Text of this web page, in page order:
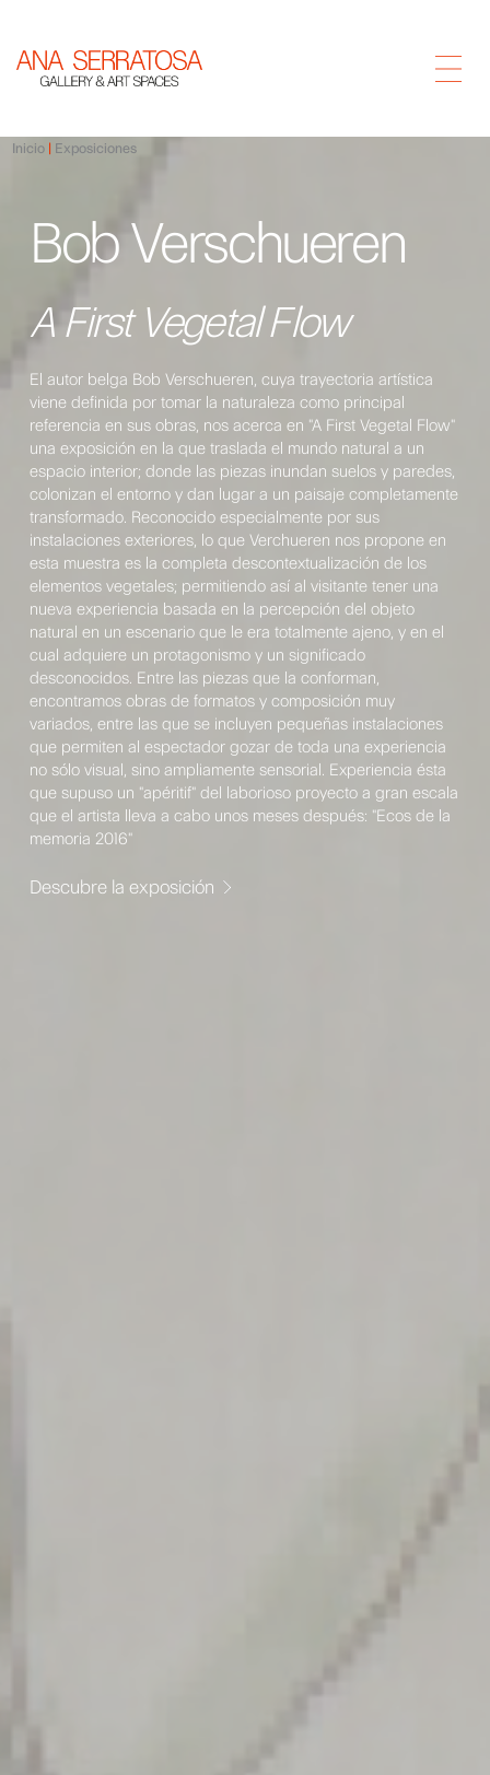
Inicio Exposiciones
Bob Verschueren
A First Vegetal Flow
El autor belga Bob Verschueren, cuya trayectoria artística
viene definida por tomar la naturaleza como principal
referencia en sus obras, nos acerca en "A First Vegetal Flow"
una exposición en la que traslada el mundo natural a un
espacio interior; donde las piezas inundan suelos y paredes,
colonizan el entorno y dan lugar a un paisaje completamente
transformado. Reconocido especialmente por sus
instalaciones exteriores, lo que Verchueren nos propone en
esta muestra es la completa descontextualización de los
elementos vegetales; permitiendo así al visitante tener una
nueva experiencia basada en la percepción del objeto
natural en un escenario que le era totalmente ajeno, y en el
cual adquiere un protagonismo y un significado
desconocidos. Entre las piezas que la conforman,
encontramos obras de formatos y composición muy
variados, entre las que se incluyen pequeñas instalaciones
que permiten al espectador gozar de toda una experiencia
no sólo visual, sino ampliamente sensorial. Experiencia ésta
que supuso un "apéritif" del laborioso proyecto a gran escala
que el artista lleva a cabo unos meses después: "Ecos de la
memoria 2016"
Descubre la exposición